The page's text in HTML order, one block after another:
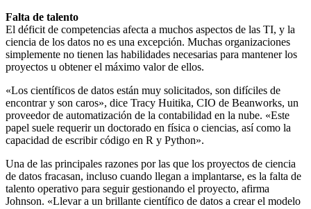
Falta de talento
El déficit de competencias afecta a muchos aspectos de las TI, y la
ciencia de los datos no es una excepción. Muchas organizaciones
simplemente no tienen las habilidades necesarias para mantener los
proyectos u obtener el máximo valor de ellos.
«Los científicos de datos están muy solicitados, son difíciles de
encontrar y son caros», dice Tracy Huitika, CIO de Beanworks, un
proveedor de automatización de la contabilidad en la nube. «Este
papel suele requerir un doctorado en física o ciencias, así como la
capacidad de escribir código en R y Python».
Una de las principales razones por las que los proyectos de ciencia
de datos fracasan, incluso cuando llegan a implantarse, es la falta de
talento operativo para seguir gestionando el proyecto, afirma
Johnson. «Llevar a un brillante científico de datos a crear el modelo